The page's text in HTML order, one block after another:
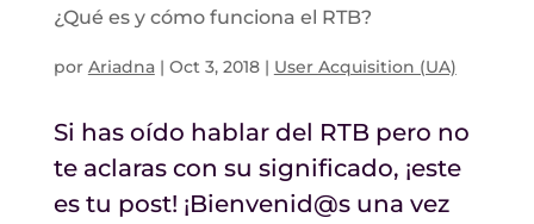
¿Qué es y cómo funciona el RTB?
por Ariadna| Oct 3, 2018| User Acquisition (UA)
Si has oído hablar del RTB pero no
te aclaras con su significado, ¡este
es tu post! ¡Bienvenid@s una vez